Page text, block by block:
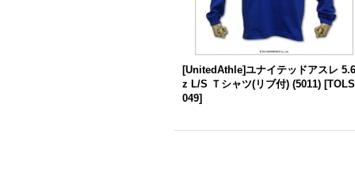
[UnitedAthle]ユナイテッドアスレ
z L/S Ｔシャツ(リブ付) (5011) [
049]